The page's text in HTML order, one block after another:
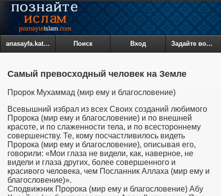
anasayfa.kategoriler Поиск Вход Задайте вопрос
Самый превосходный человек на Земле
Пророк Мухаммад (мир ему и благословение)
Всевышний избрал из всех Своих созданий любимого
Пророка (мир ему и благословение) и по внешней
красоте, и по слаженности тела, и по всестороннему
совершенству. Те, кому посчастливилось видеть
Пророка (мир ему и благословение), описывая его,
говорили: «Мои глаза не видели, как, наверное, не
видели и глаза других, более совершенного и
красивого человека, чем Посланник Аллаха (мир ему и
благословение)».
Сподвижник Пророка (мир ему и благословение) Абу